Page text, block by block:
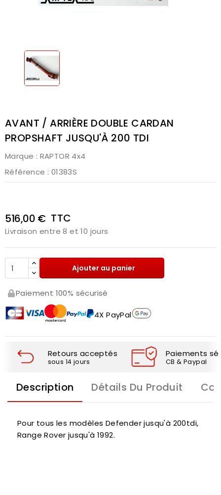
AVANT / ARRIÈRE DOUBLE CARDAN
PROPSHAFT JUSQU'À 200 TDI
Marque : RAPTOR 4x4
Référence : 01383S
516,00 € TTC
Livraison entre 8 et 10 jours
Ajouter au panier
Paiement 100% sécurisé
4X PayPal
Retours acceptés
sous 14 jours
Paiements
CB & Paypal
Description Détails Du Produit
Pour tous les modèles Defender jusqu'à 200tdi,
Range Rover jusqu'à 1992.